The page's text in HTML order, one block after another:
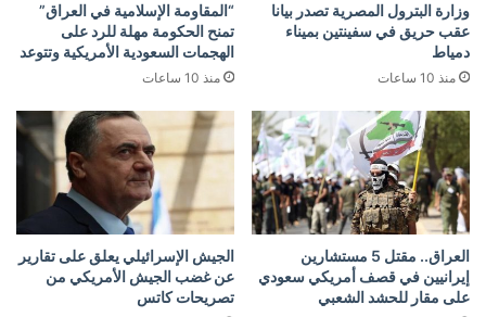
وزارة البترول المصرية تصدر بيانا
عقب حريق في سفينتين بميناء
دمياط
منذ 10 ساعات
“المقاومة الإسلامية في العراق”
تمنح الحكومة مهلة للرد على
الهجمات السعودية الأمريكية وتتوعد
منذ 10 ساعات
العراق.. مقتل 5 مستشارين
إيرانيين في قصف أمريكي سعودي
على مقار للحشد الشعبي
الجيش الإسرائيلي يعلق على تقارير
عن غضب الجيش الأمريكي من
تصريحات كاتس